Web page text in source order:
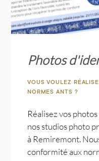
Photos
VOUS VOULEZ
NORMES ANTS ?
Réalisez vos
nos studios photo
à Remiremont.
conformité aux